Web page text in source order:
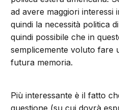
ad avere maggiori interessi
quindi la necessità politica
quindi possibile che in
semplicemente voluto fare
futura memoria.
Più interessante è il fatto
questione (su cui dovrà